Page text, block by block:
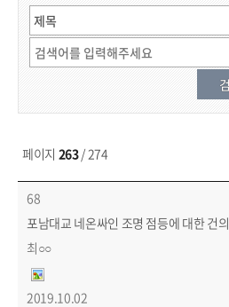
페이지 263/ 274
68
포남대교 네온싸인 조명 점등에 대한 건의
최○○
2019.10.02